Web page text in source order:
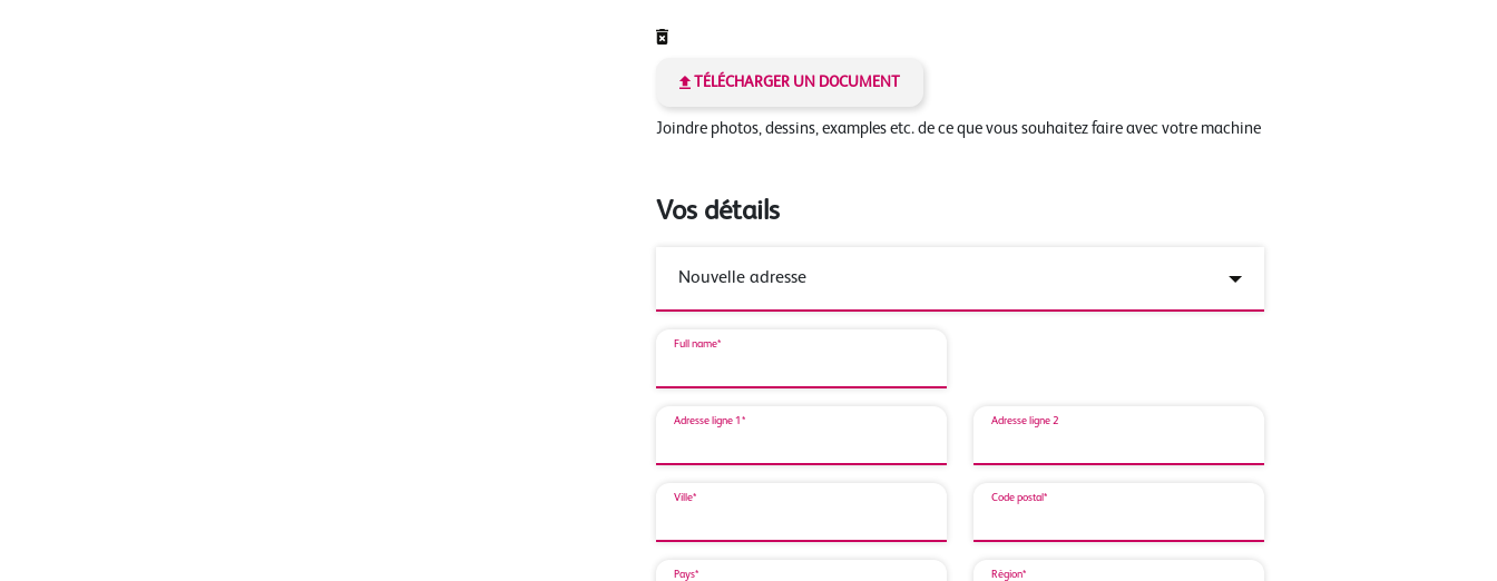
TÉLÉCHARGER UN DOCUMENT
Joindre photos, dessins, examples etc. de ce que vous souhaitez faire avec votre machine
Vos détails
Full name*
Adresse ligne 1* Adresse ligne 2
Ville* Code postal*
Pays* Région*